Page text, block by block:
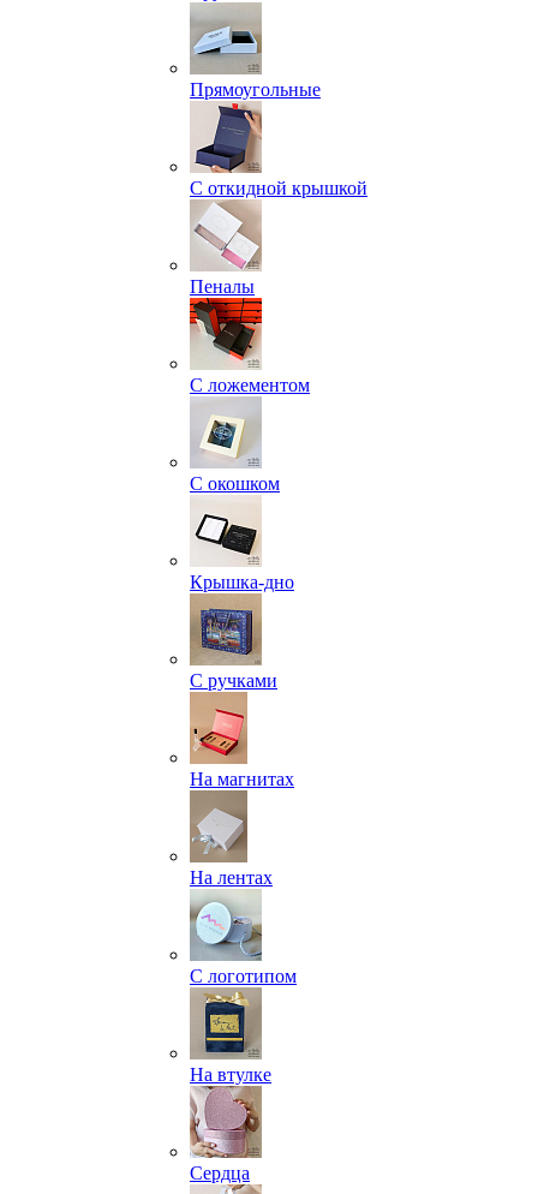
Прямоугольные
С откидной крышкой
Пеналы
С ложементом
С окошком
Крышка-дно
С ручками
На магнитах
На лентах
С логотипом
На втулке
Сердца